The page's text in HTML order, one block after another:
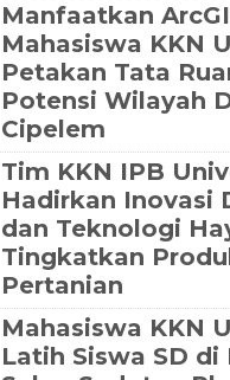
Manfaatkan
Mahasiswa KKN
Petakan Tata
Potensi Wilayah
Cipelem
Tim KKN IPB
Hadirkan Inovasi
dan Teknologi
Tingkatkan
Pertanian
Mahasiswa KKN
Latih Siswa SD di